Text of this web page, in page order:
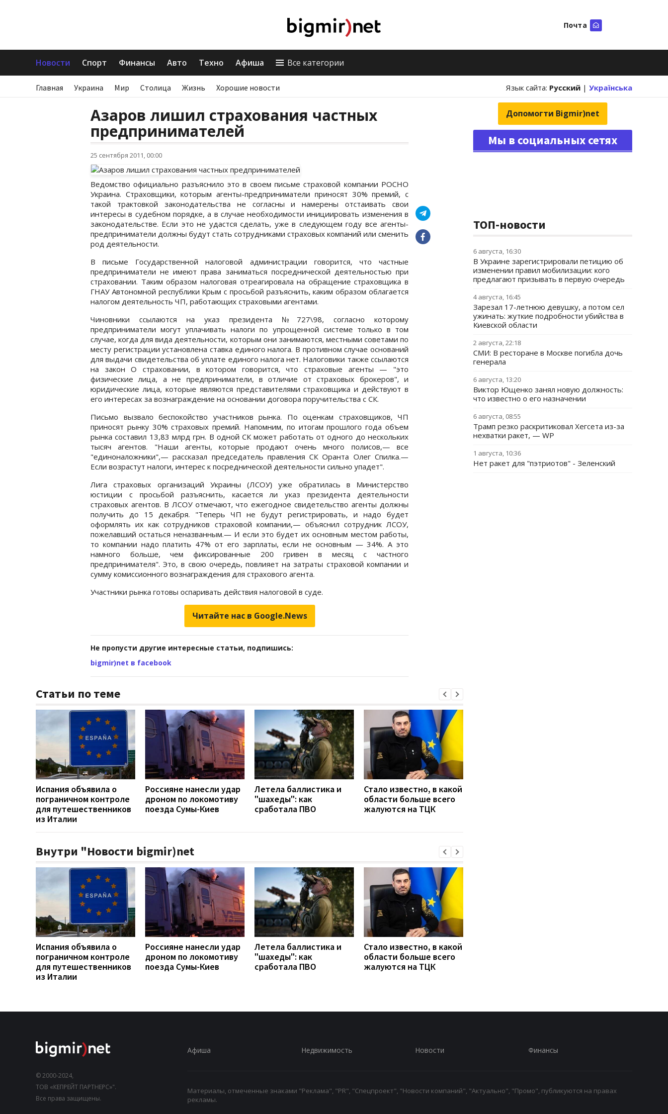
Почта
Новости Спорт Финансы Авто Техно Афиша Все категории
Главная Украина Мир Столица Жизнь Хорошие новости Язык сайта: Русский | Українська
Азаров лишил страхования частных
предпринимателей
25 сентября 2011, 00:00
Ведомство официально разъяснило это в своем письме страховой компании РОСНО
Украина. Страховщики, которым агенты-предприниматели приносят 30% премий, с
такой трактовкой законодательства не согласны и намерены отстаивать свои
интересы в судебном порядке, а в случае необходимости инициировать изменения в
законодательстве. Если это не удастся сделать, уже в следующем году все агенты-
предприниматели должны будут стать сотрудниками страховых компаний или сменить
род деятельности.
В письме Государственной налоговой администрации говорится, что частные
предприниматели не имеют права заниматься посреднической деятельностью при
страховании. Таким образом налоговая отреагировала на обращение страховщика в
ГНАУ Автономной республики Крым с просьбой разъяснить, каким образом облагается
налогом деятельность ЧП, работающих страховыми агентами.
Чиновники ссылаются на указ президента №727\98, согласно которому
предприниматели могут уплачивать налоги по упрощенной системе только в том
случае, когда для вида деятельности, которым они занимаются, местными советами по
месту регистрации установлена ставка единого налога. В противном случае оснований
для выдачи свидетельства об уплате единого налога нет. Налоговики также ссылаются
на закон О страховании, в котором говорится, что страховые агенты — "это
физические лица, а не предприниматели, в отличие от страховых брокеров", и
юридические лица, которые являются представителями страховщика и действуют в
его интересах за вознаграждение на основании договора поручительства с СК.
Письмо вызвало беспокойство участников рынка. По оценкам страховщиков, ЧП
приносят рынку 30% страховых премий. Напомним, по итогам прошлого года объем
рынка составил 13,83 млрд грн. В одной СК может работать от одного до нескольких
тысяч агентов. "Наши агенты, которые продают очень много полисов,— все
"единоналожники",— рассказал председатель правления СК Оранта Олег Спилка.—
Если возрастут налоги, интерес к посреднической деятельности сильно упадет".
Лига страховых организаций Украины (ЛСОУ) уже обратилась в Министерство
юстиции с просьбой разъяснить, касается ли указ президента деятельности
страховых агентов. В ЛСОУ отмечают, что ежегодное свидетельство агенты должны
получить до 15 декабря. "Теперь ЧП не будут регистрировать, и надо будет
оформлять их как сотрудников страховой компании,— объяснил сотрудник ЛСОУ,
пожелавший остаться неназванным.— И если это будет их основным местом работы,
то компании надо платить 47% от его зарплаты, если не основным — 34%. А это
намного больше, чем фиксированные 200 гривен в месяц с частного
предпринимателя". Это, в свою очередь, повлияет на затраты страховой компании и
сумму комиссионного вознаграждения для страхового агента.
Участники рынка готовы оспаривать действия налоговой в суде.
Читайте нас в Google.News
Не пропусти другие интересные статьи, подпишись:
bigmir)net в facebook
Статьи по теме
Испания объявила о
пограничном контроле
для путешественников
из Италии
Россияне нанесли удар
дроном по локомотиву
поезда Сумы-Киев
Летела баллистика и
"шахеды": как
сработала ПВО
Стало известно, в какой
области больше всего
жалуются на ТЦК
Внутри "Новости bigmir)net
Испания объявила о
пограничном контроле
для путешественников
из Италии
Россияне нанесли удар
дроном по локомотиву
поезда Сумы-Киев
Летела баллистика и
"шахеды": как
сработала ПВО
Стало известно, в какой
области больше всего
жалуются на ТЦК
Допомогти Bigmir)net
Мы в социальных сетях
ТОП-новости
6 августа, 16:30
В Украине зарегистрировали петицию об
изменении правил мобилизации: кого
предлагают призывать в первую очередь
4 августа, 16:45
Зарезал 17-летнюю девушку, а потом сел
ужинать: жуткие подробности убийства в
Киевской области
2 августа, 22:18
СМИ: В ресторане в Москве погибла дочь
генерала
6 августа, 13:20
Виктор Ющенко занял новую должность:
что известно о его назначении
6 августа, 08:55
Трамп резко раскритиковал Хегсета из-за
нехватки ракет, — WP
1 августа, 10:36
Нет ракет для "пэтриотов" - Зеленский
© 2000-2024,
ТОВ «КЕПРЕЙТ ПАРТНЕРС»".
Все права защищены.
Афиша Недвижимость Новости Финансы
Материалы, отмеченные знаками "Реклама", "PR", "Спецпроект", "Новости компаний", "Актуально", "Промо", публикуются на правах
рекламы.